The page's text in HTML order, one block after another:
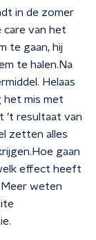
in de zomer
van het
te gaan, hij
te halen.Na
Helaas
het mis met
’t resultaat van
zetten alles
gaan
effect heeft
weten